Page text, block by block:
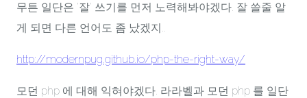
무튼 일단은 '잘' 쓰기를 먼저 노력해봐야겠다. 잘 쓸줄 알
게 되면 다른 언어도 좀 났겠지..
http://modernpug.github.io/php-the-right-way/
모던 php 에 대해 익혀야겠다. 라라벨과 모던 php 를 일단